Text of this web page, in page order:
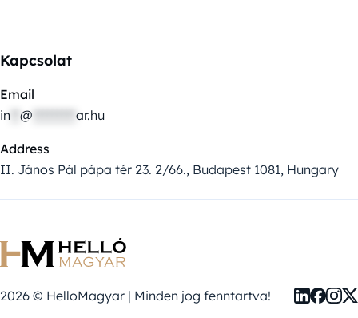
Kapcsolat
Email
in @ ar.hu
Address
II. János Pál pápa tér 23. 2/66., Budapest 1081, Hungary
2026 © HelloMagyar | Minden jog fenntartva!